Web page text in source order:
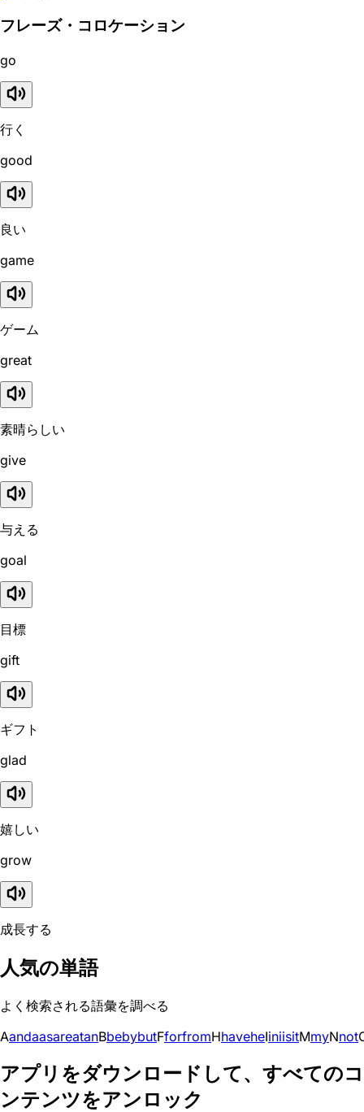
フレーズ・コロケーション
go
行く
good
良い
game
ゲーム
great
素晴らしい
give
与える
goal
目標
gift
ギフト
glad
嬉しい
grow
成長する
人気の単語
よく検索される語彙を調べる
AandaasareatanBbebybutFforfromHhaveheIiniisitMmyNnot
アプリをダウンロードして、すべてのコ
ンテンツをアンロック